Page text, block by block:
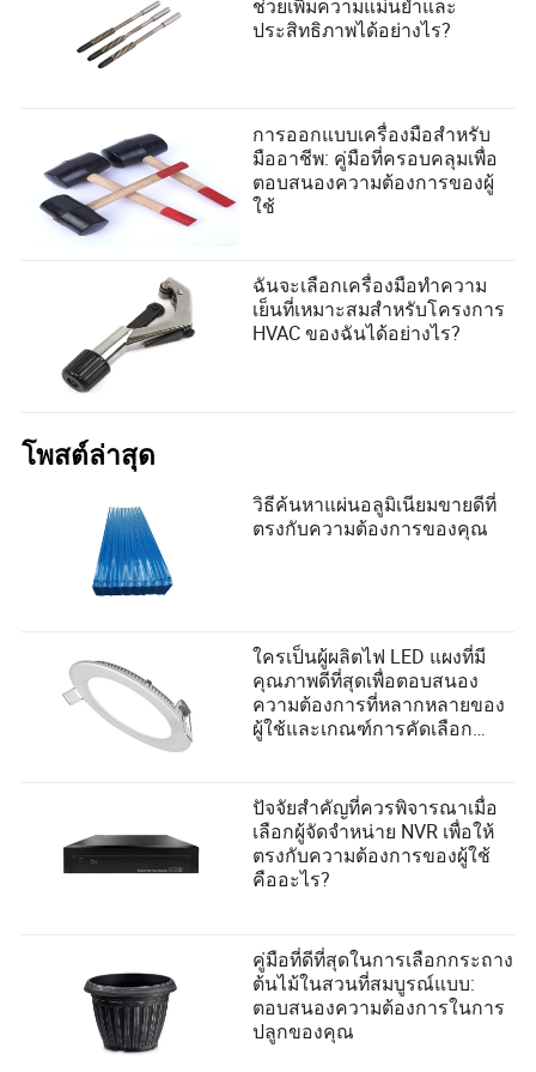
ช่วยเพิ่มความแม่นยำและ
ประสิทธิภาพได้อย่างไร?
การออกแบบเครื่องมือสำหรับ
มืออาชีพ: คู่มือที่ครอบคลุมเพื่อ
ตอบสนองความต้องการของผู้
ใช้
ฉันจะเลือกเครื่องมือทำความ
เย็นที่เหมาะสมสำหรับโครงการ
HVAC ของฉันได้อย่างไร?
โพสต์ล่าสุด
วิธีค้นหาแผ่นอลูมิเนียมขายดีที่
ตรงกับความต้องการของคุณ
ใครเป็นผู้ผลิตไฟ LED แผงที่มี
คุณภาพดีที่สุดเพื่อตอบสนอง
ความต้องการที่หลากหลายของ
ผู้ใช้และเกณฑ์การคัดเลือก
ปัจจัยสำคัญที่ควรพิจารณาเมื่อ
เลือกผู้จัดจำหน่าย NVR เพื่อให้
ตรงกับความต้องการของผู้ใช้
คืออะไร?
คู่มือที่ดีที่สุดในการเลือกกระถาง
ต้นไม้ในสวนที่สมบูรณ์แบบ:
ตอบสนองความต้องการในการ
ปลูกของคุณ